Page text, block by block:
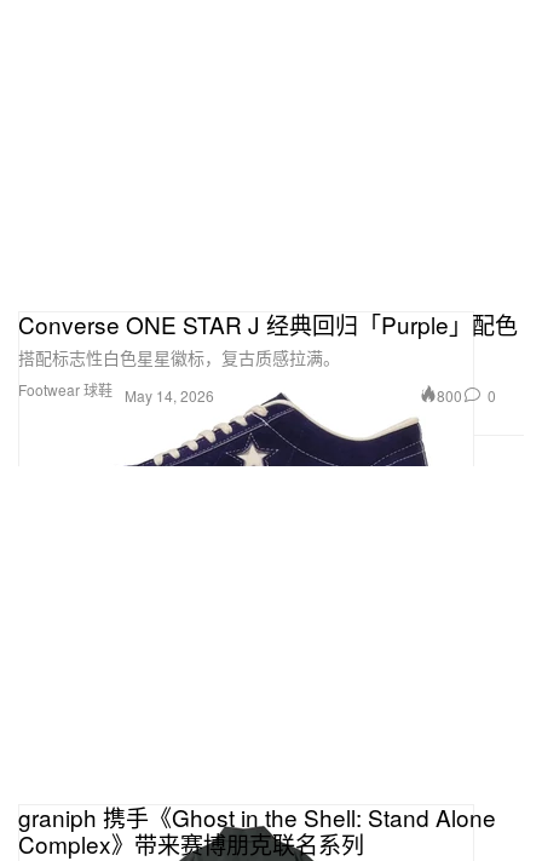
Footwear 球鞋
Converse ONE STAR J 经典回归「Purple」配色
搭配标志性白色星星徽标，复古质感拉满。
May 14, 2026 800 0
graniph 携手《Ghost in the Shell: Stand Alone
Complex》带来赛博朋克联名系列